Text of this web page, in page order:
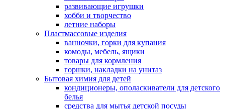
развивающие игрушки
хобби и творчество
летние наборы
Пластмассовые изделия
ванночки, горки для купания
комоды, мебель, ящики
товары для кормления
горшки, накладки на унитаз
Бытовая химия для детей
кондиционеры, ополаскиватели для детского
белья
средства для мытья детской посуды